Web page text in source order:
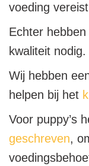
voeding
Echter
kwaliteit nodig.
Wij hebben
helpen bij het
Voor puppy’s
geschreven,